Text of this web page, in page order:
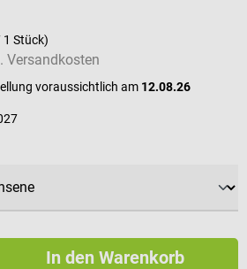
1 Stück)
Versandkosten
voraussichtlich am 12.08.26
In den Warenkorb